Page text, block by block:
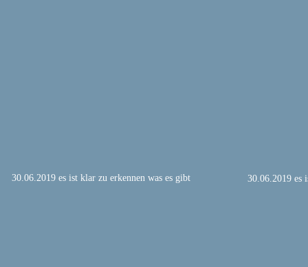
30.06.2019 es ist klar zu erkennen was es gibt 30.06.2019 es